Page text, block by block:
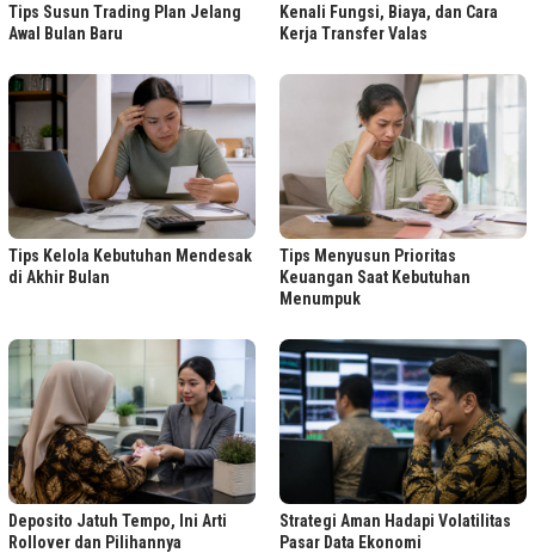
Tips Susun Trading Plan Jelang
Awal Bulan Baru
Kenali Fungsi, Biaya, dan Cara
Kerja Transfer Valas
Tips Kelola Kebutuhan Mendesak
di Akhir Bulan
Tips Menyusun Prioritas
Keuangan Saat Kebutuhan
Menumpuk
Deposito Jatuh Tempo, Ini Arti
Rollover dan Pilihannya
Strategi Aman Hadapi Volatilitas
Pasar Data Ekonomi